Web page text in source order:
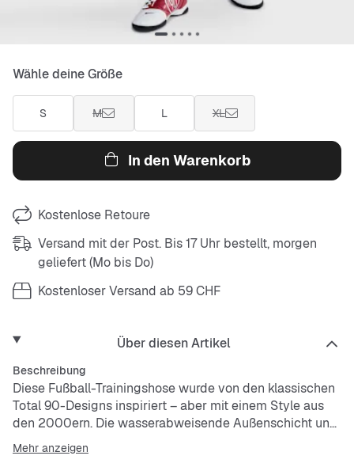
Wähle deine Größe
S M L XL
In den Warenkorb
Kostenlose Retoure
Versand mit der Post. Bis 17 Uhr bestellt, morgen
geliefert (Mo bis Do)
Kostenloser Versand ab 59 CHF
Über diesen Artikel
Beschreibung
Diese Fußball-Trainingshose wurde von den klassischen
Total 90-Designs inspiriert – aber mit einem Style aus
den 2000ern. Die wasserabweisende Außenschicht und
das luftige Mesh-Futter sorgen dafür, dass du auf alles
vorbereitet bist, was Spiel und Wetter für dich
Mehr anzeigen